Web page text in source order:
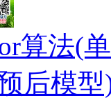
算法(
后模型